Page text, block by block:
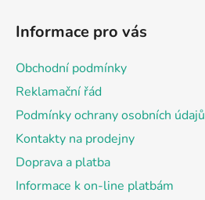
Informace pro vás
Obchodní podmínky
Reklamační řád
Podmínky ochrany osobních údajů
Kontakty na prodejny
Doprava a platba
Informace k on-line platbám